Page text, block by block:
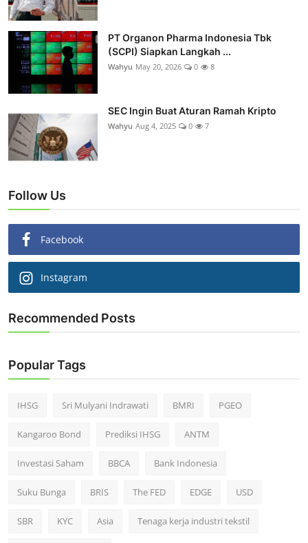
PT Organon Pharma Indonesia Tbk
(SCPI) Siapkan Langkah ...
Wahyu May 20, 2026 0 8
SEC Ingin Buat Aturan Ramah Kripto
Wahyu Aug 4, 2025 0 7
Follow Us
Facebook
Instagram
Recommended Posts
Popular Tags
IHSG Sri Mulyani Indrawati BMRI PGEO
Kangaroo Bond Prediksi IHSG ANTM
Investasi Saham BBCA Bank Indonesia
Suku Bunga BRIS The FED EDGE USD
SBR KYC Asia Tenaga kerja industri tekstil